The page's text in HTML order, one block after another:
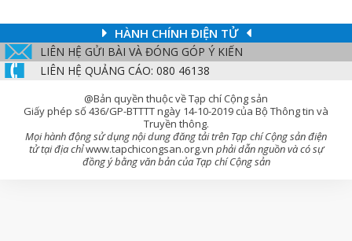
HÀNH CHÍNH ĐIỆN TỬ
LIÊN HỆ GỬI BÀI VÀ ĐÓNG GÓP Ý KIẾN
LIÊN HỆ QUẢNG CÁO: 080 46138
@Bản quyền thuộc về Tạp chí Cộng sản
Giấy phép số 436/GP-BTTTT ngày 14-10-2019 của Bộ Thông tin và
Truyền thông.
Mọi hành động sử dụng nội dung đăng tải trên Tạp chí Cộng sản điện
tử tại địa chỉwww.tapchicongsan.org.vn phải dẫn nguồn và có sự
đồng ý bằng văn bản của Tạp chí Cộng sản